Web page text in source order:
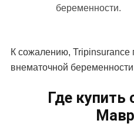
беременности.
К сожалению, Tripinsurance
внематочной
Где купить